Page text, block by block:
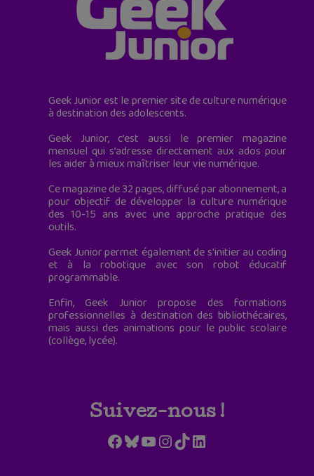
Geek Junior est le premier site de culture numérique
à destination des adolescents.
Geek Junior, c’est aussi le premier magazine
mensuel qui s’adresse directement aux ados pour
les aider à mieux maîtriser leur vie numérique.
Ce magazine de 32 pages, diffusé par abonnement, a
pour objectif de développer la culture numérique
des 10-15 ans avec une approche pratique des
outils.
Geek Junior permet également de s'initier au coding
et à la robotique avec son robot éducatif
programmable.
Enfin, Geek Junior propose des formations
professionnelles à destination des bibliothécaires,
mais aussi des animations pour le public scolaire
(collège, lycée).
Suivez-nous !
Facebook
Bluesky
YouTube
Instagram
TikTokLinkedIn